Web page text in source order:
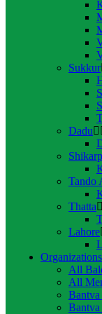
Sukkur
Dadu
Tando
Thatta
Lahore
Organizations
All
All